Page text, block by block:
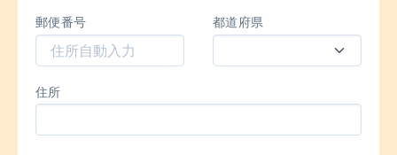
郵便番号 都道府県
住所